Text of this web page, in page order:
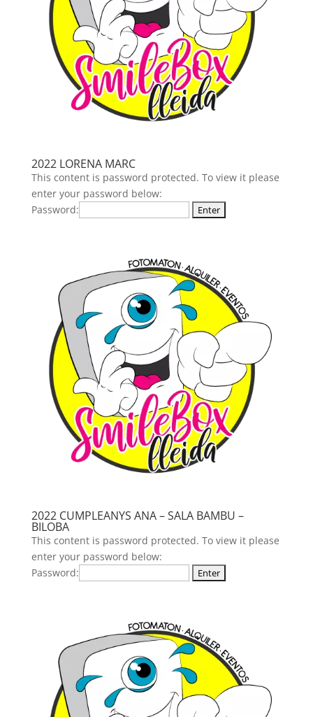
2022 LORENA MARC
This content is password protected. To view it please
enter your password below:
Password:
2022 CUMPLEANYS ANA – SALA BAMBU –
BILOBA
This content is password protected. To view it please
enter your password below:
Password: